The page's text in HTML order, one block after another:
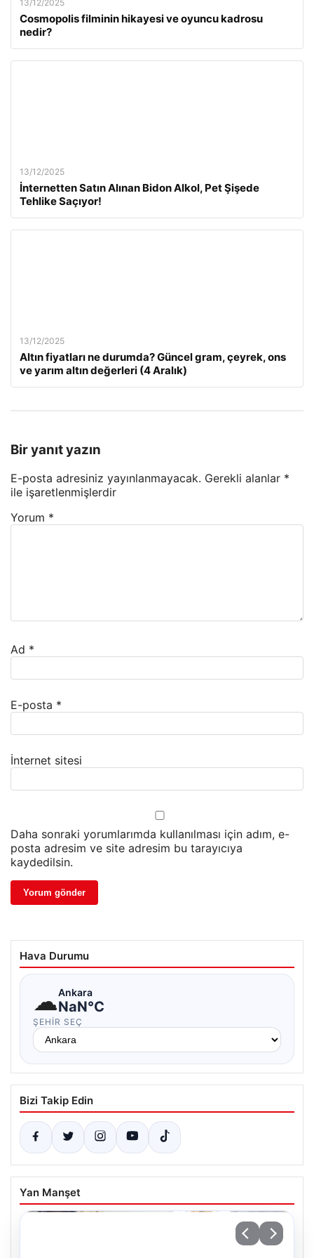
13/12/2025
Cosmopolis filminin hikayesi ve oyuncu kadrosu
nedir?
13/12/2025
İnternetten Satın Alınan Bidon Alkol, Pet Şişede
Tehlike Saçıyor!
13/12/2025
Altın fiyatları ne durumda? Güncel gram, çeyrek, ons
ve yarım altın değerleri (4 Aralık)
Bir yanıt yazın
E-posta adresiniz yayınlanmayacak. Gerekli alanlar *
ile işaretlenmişlerdir
Yorum *
Ad *
E-posta *
İnternet sitesi
Daha sonraki yorumlarımda kullanılması için adım, e-
posta adresim ve site adresim bu tarayıcıya
kaydedilsin.
Hava Durumu
☁Ankara
NaN°C
ŞEHIR SEÇ
Bizi Takip Edin
Yan Manşet